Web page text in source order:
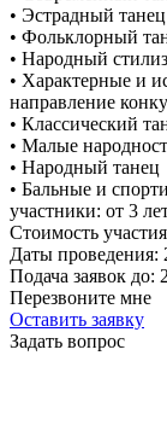
• Эстрадный танец
• Фольклорный
• Народный
• Характерные и
направление
• Классический
• Малые
• Народный танец
• Бальные и
участники: от 3
Стоимость
Даты проведения:
Подача заявок до:
Перезвоните мне
Оставить заявку
Задать вопрос